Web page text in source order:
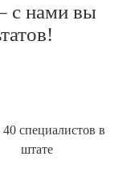
с нами вы
40 специалистов в
штате